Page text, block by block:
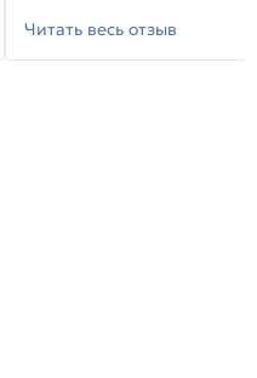
Читать весь отзыв